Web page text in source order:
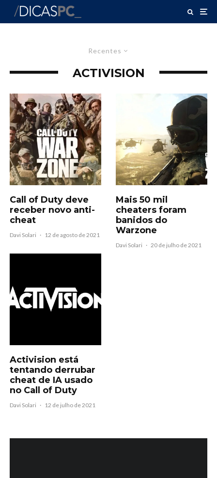
Recentes
ACTIVISION
Call of Duty deve
receber novo anti-
cheat
Davi Solari · 12 de agosto de 2021
Activision está
tentando derrubar
cheat de IA usado
no Call of Duty
Davi Solari · 12 de julho de 2021
Mais 50 mil
cheaters foram
banidos do
Warzone
Davi Solari · 20 de julho de 2021